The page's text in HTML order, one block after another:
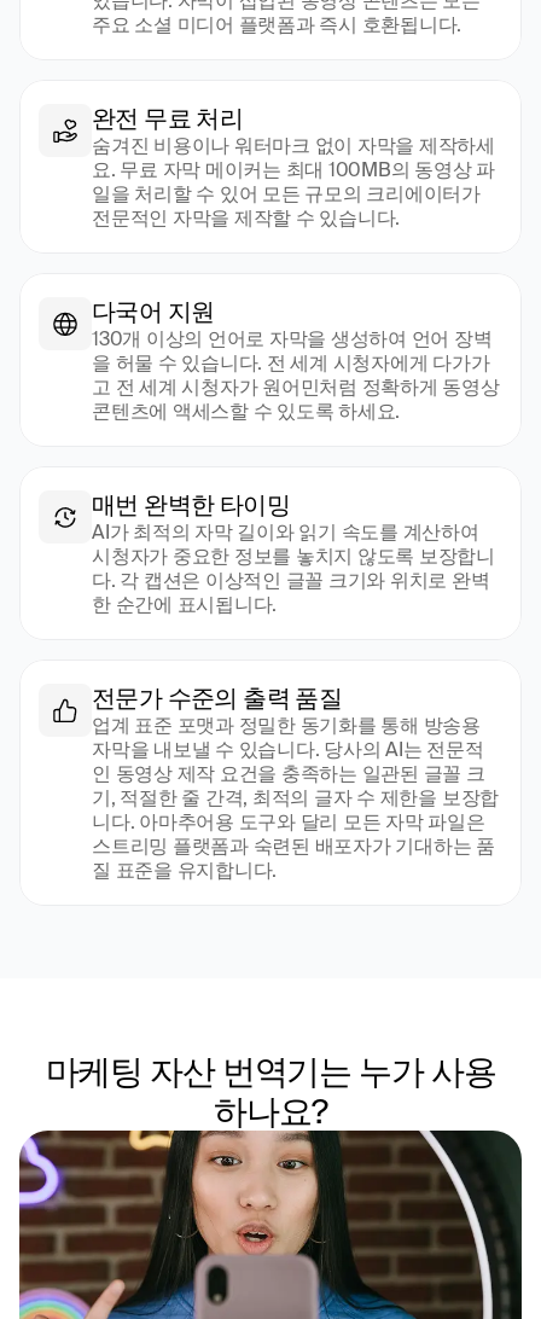
주요 소셜 미디어 플랫폼과 즉시 호환됩니다.
완전 무료 처리
숨겨진 비용이나 워터마크 없이 자막을 제작하세
요. 무료 자막 메이커는 최대 100MB의 동영상 파
일을 처리할 수 있어 모든 규모의 크리에이터가
전문적인 자막을 제작할 수 있습니다.
다국어 지원
130개 이상의 언어로 자막을 생성하여 언어 장벽
을 허물 수 있습니다. 전 세계 시청자에게 다가가
고 전 세계 시청자가 원어민처럼 정확하게 동영상
콘텐츠에 액세스할 수 있도록 하세요.
매번 완벽한 타이밍
AI가 최적의 자막 길이와 읽기 속도를 계산하여
시청자가 중요한 정보를 놓치지 않도록 보장합니
다. 각 캡션은 이상적인 글꼴 크기와 위치로 완벽
한 순간에 표시됩니다.
전문가 수준의 출력 품질
업계 표준 포맷과 정밀한 동기화를 통해 방송용
자막을 내보낼 수 있습니다. 당사의 AI는 전문적
인 동영상 제작 요건을 충족하는 일관된 글꼴 크
기, 적절한 줄 간격, 최적의 글자 수 제한을 보장합
니다. 아마추어용 도구와 달리 모든 자막 파일은
스트리밍 플랫폼과 숙련된 배포자가 기대하는 품
질 표준을 유지합니다.
마케팅 자산 번역기는 누가 사용
하나요?